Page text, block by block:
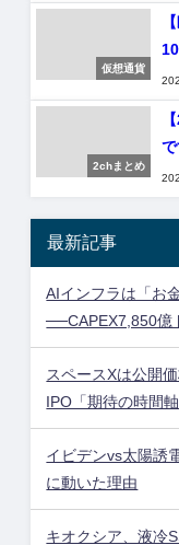
仮想通貨
2chまとめ
最新記事
AIインフラは「お
──CAPEX7,850億
スペースXは公開
IPO「期待の時間
イビデンvs太陽誘
に動いた理由
キオクシア、液冷